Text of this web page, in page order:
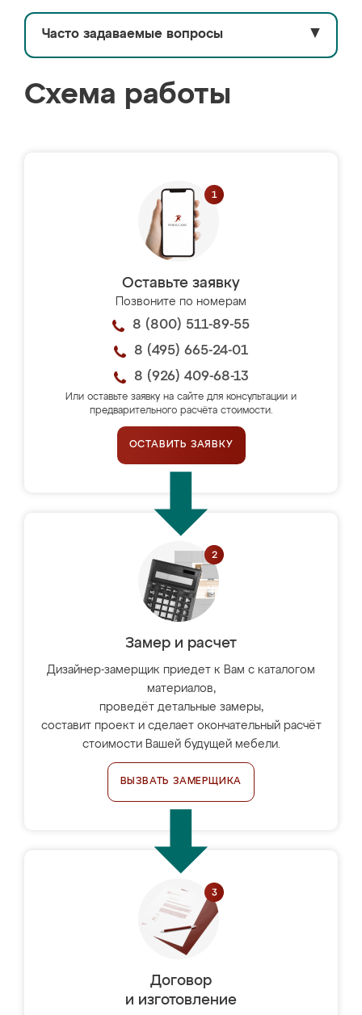
Часто задаваемые вопросы ▼
Схема работы
Оставьте заявку
Позвоните по номерам
8 (800) 511-89-55
8 (495) 665-24-01
8 (926) 409-68-13
Или оставьте заявку на сайте для консультации и
предварительного расчёта стоимости.
ОСТАВИТЬ ЗАЯВКУ
Замер и расчет
Дизайнер-замерщик приедет к Вам с каталогом
материалов,
проведёт детальные замеры,
составит проект и сделает окончательный расчёт
стоимости Вашей будущей мебели.
ВЫЗВАТЬ ЗАМЕРЩИКА
Договор
и изготовление